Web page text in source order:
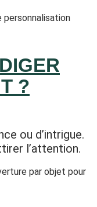
personnalisation
?
ou d’intrigue.
l’attention.
par objet pour